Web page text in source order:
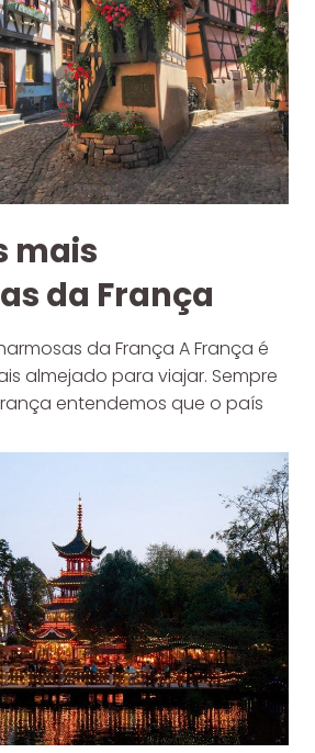
mais
da França
da França A França é
almejado para viajar. Sempre
entendemos que o país